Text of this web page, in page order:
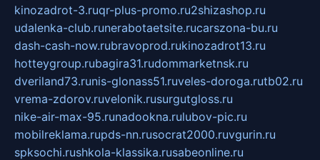
kinozadrot-3.ruqr-plus-promo.ru2shizashop.ru
udalenka-club.runerabotaetsite.rucarszona-bu.ru
dash-cash-now.rubravoprod.rukinozadrot13.ru
hotteygroup.rubagira31.rudommarketnsk.ru
dveriland73.runis-glonass51.ruveles-doroga.rutb02.ru
vrema-zdorov.ruvelonik.rusurgutgloss.ru
nike-air-max-95.runadookna.rulubov-pic.ru
mobilreklama.rupds-nn.rusocrat2000.ruvgurin.ru
spksochi.rushkola-klassika.rusabeonline.ru